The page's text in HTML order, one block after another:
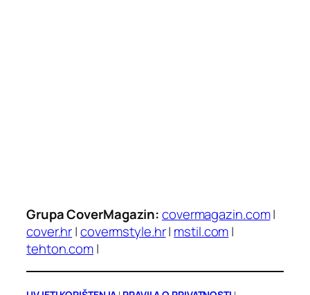
Grupa CoverMagazin:covermagazin.com|
cover.hr|covermstyle.hr| mstil.com|
tehton.com|